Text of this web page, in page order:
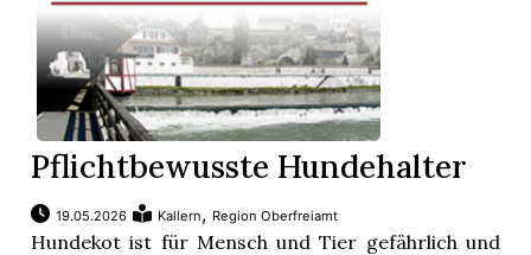
Pflichtbewusste Hundehalter
19.05.2026 Kallern, Region Oberfreiamt
Hundekot ist für Mensch und Tier gefährlich und